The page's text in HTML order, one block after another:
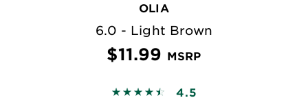
OLIA
6.0 - Light Brown
$11.99 MSRP
4.4517 out of 5 stars based on
4.5